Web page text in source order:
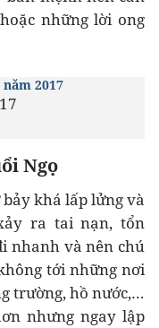
những lời ong
2017
Ngọ
khá lấp lửng và
ra tai nạn, tổn
nhanh và nên chú
tới những nơi
trường, hồ nước,…
nhưng ngay lập